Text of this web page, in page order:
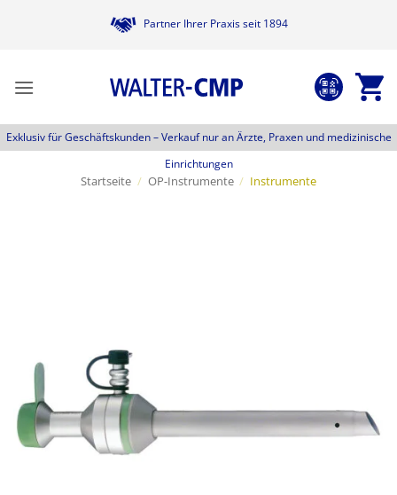
Partner Ihrer Praxis seit 1894
Exklusiv für Geschäftskunden –Verkauf nur an Ärzte, Praxen und medizinische
Einrichtungen
Startseite / OP-Instrumente / Instrumente